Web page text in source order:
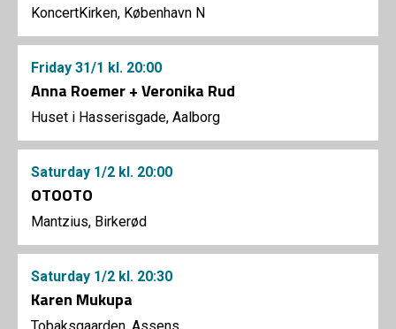
KoncertKirken, København N
Friday 31/1 kl. 20:00
Anna Roemer + Veronika Rud
Huset i Hasserisgade, Aalborg
Saturday 1/2 kl. 20:00
OTOOTO
Mantzius, Birkerød
Saturday 1/2 kl. 20:30
Karen Mukupa